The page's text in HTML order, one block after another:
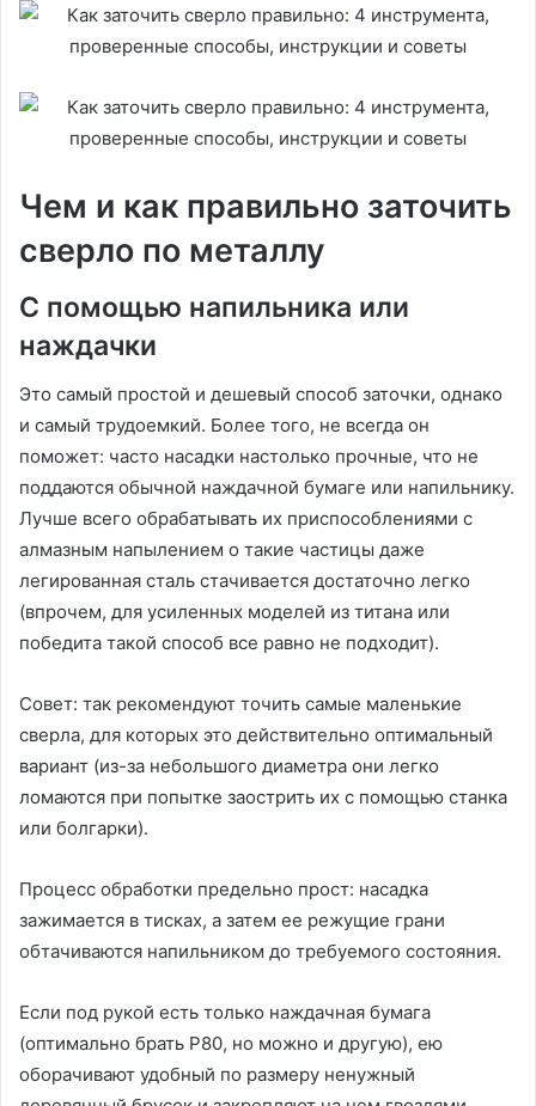
Чем и как правильно заточить
сверло по металлу
С помощью напильника или
наждачки
Это самый простой и дешевый способ заточки, однако
и самый трудоемкий. Более того, не всегда он
поможет: часто насадки настолько прочные, что не
поддаются обычной наждачной бумаге или напильнику.
Лучше всего обрабатывать их приспособлениями с
алмазным напылением о такие частицы даже
легированная сталь стачивается достаточно легко
(впрочем, для усиленных моделей из титана или
победита такой способ все равно не подходит).
Совет: так рекомендуют точить самые маленькие
сверла, для которых это действительно оптимальный
вариант (из-за небольшого диаметра они легко
ломаются при попытке заострить их с помощью станка
или болгарки).
Процесс обработки предельно прост: насадка
зажимается в тисках, а затем ее режущие грани
обтачиваются напильником до требуемого состояния.
Если под рукой есть только наждачная бумага
(оптимально брать Р80, но можно и другую), ею
оборачивают удобный по размеру ненужный